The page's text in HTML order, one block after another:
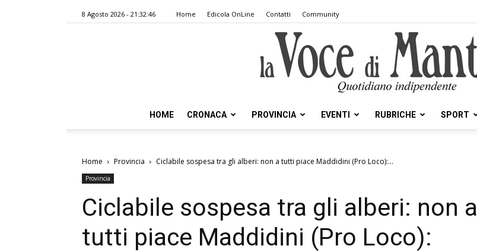
8 Agosto 2026 - 21:32:46 Home Edicola OnLine Contatti Community
HOME CRONACA PROVINCIA EVENTI RUBRICHE SPORT
Home Provincia Ciclabile sospesa tra gli alberi: non a tutti piace Maddidini (Pro Loco):...
Provincia
Ciclabile sospesa tra gli alberi: non a
tutti piace Maddidini (Pro Loco):